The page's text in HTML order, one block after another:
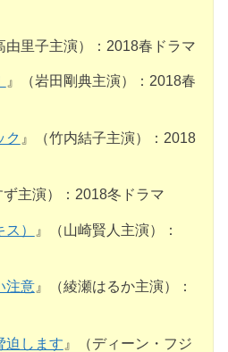
由里子主演）：2018春ドラマ
』（岩田剛典主演）：2018春
ク 』（竹内結子主演）：2018
主演）：2018冬ドラマ
）
』（山崎賢人主演）：
注意』（綾瀬はるか主演）：
迫します 』（ディーン・フジ